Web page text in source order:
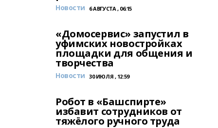
Новости 6 АВГУСТА , 06:15
«Домосервис» запустил в
уфимских новостройках
площадки для общения и
творчества
Новости 30 ИЮЛЯ , 12:59
Робот в «Башспирте»
избавит сотрудников от
тяжёлого ручного труда